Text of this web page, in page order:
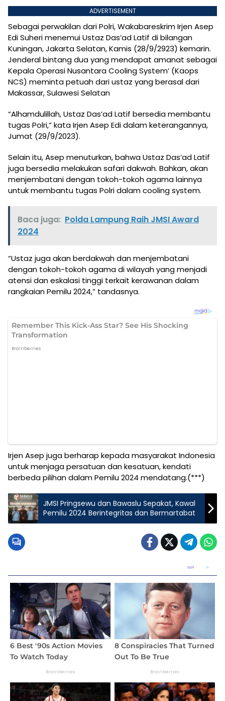
ADVERTISEMENT
Sebagai perwakilan dari Polri, Wakabareskrim Irjen Asep
Edi Suheri menemui Ustaz Das’ad Latif di bilangan
Kuningan, Jakarta Selatan, Kamis (28/9/2923) kemarin.
Jenderal bintang dua yang mendapat amanat sebagai
Kepala Operasi Nusantara Cooling System’ (Kaops
NCS) meminta petuah dari ustaz yang berasal dari
Makassar, Sulawesi Selatan
“Alhamdulillah, Ustaz Das’ad Latif bersedia membantu
tugas Polri,” kata Irjen Asep Edi dalam keterangannya,
Jumat (29/9/2023).
Selain itu, Asep menuturkan, bahwa Ustaz Das’ad Latif
juga bersedia melakukan safari dakwah. Bahkan, akan
menjembatani dengan tokoh-tokoh agama lainnya
untuk membantu tugas Polri dalam cooling system.
Baca juga: Polda Lampung Raih JMSI Award
2024
“Ustaz juga akan berdakwah dan menjembatani
dengan tokoh-tokoh agama di wilayah yang menjadi
atensi dan eskalasi tinggi terkait kerawanan dalam
rangkaian Pemilu 2024,” tandasnya.
Irjen Asep juga berharap kepada masyarakat Indonesia
untuk menjaga persatuan dan kesatuan, kendati
berbeda pilihan dalam Pemilu 2024 mendatang.(***)
JMSI Pringsewu dan Bawaslu Sepakat, Kawal
Pemilu 2024 Berintegritas dan Bermartabat